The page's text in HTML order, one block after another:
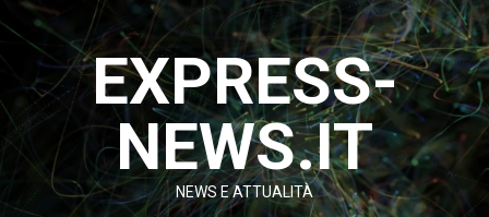
contenuto
EXPRESS-
NEWS.IT
NEWS E ATTUALITÀ